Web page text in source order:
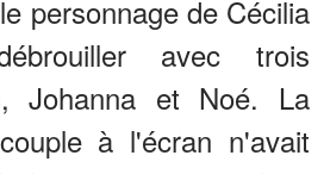
personnage de Cécilia
avec trois
Johanna et Noé. La
à l'écran n'avait